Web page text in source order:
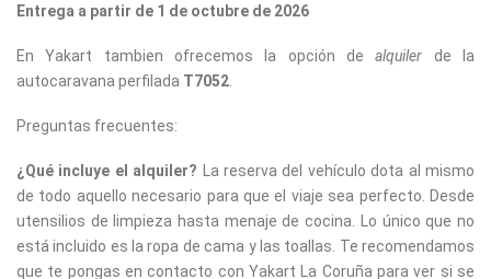
Entrega a partir de 1 de octubre de 2026
En Yakart tambien ofrecemos la opción dealquiler de la
autocaravana perfilada T7052
Preguntas frecuentes:
¿Qué incluye el alquiler? La reserva del vehículo dota al mismo
de todo aquello necesario para que el viaje sea perfecto. Desde
utensilios de limpieza hasta menaje de cocina. Lo único que no
está incluido es la ropa de cama y las toallas. Te recomendamos
que te pongas en contacto con Yakart La Coruña para ver si se